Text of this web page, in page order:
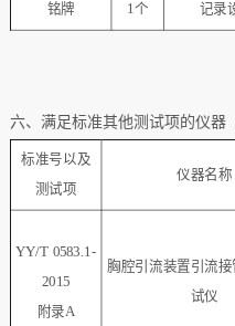
铭牌 1个 记录
六、满足标准其他测试项的仪器
标准号以及
测试项
仪器名称
YY/T 0583.1-
2015
附录A
胸腔引流装置引流接
试仪